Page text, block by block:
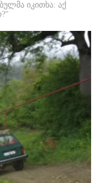
იკითხა: აქ